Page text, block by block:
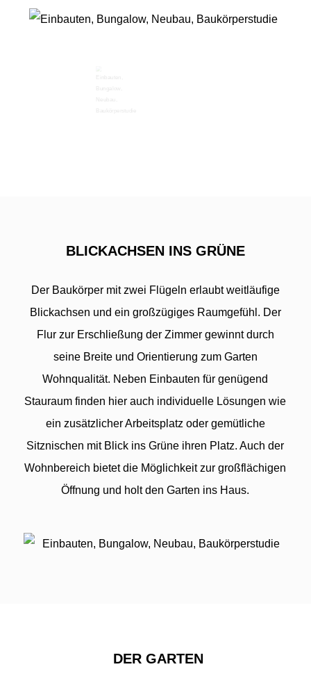
BLICKACHSEN INS GRÜNE
Der Baukörper mit zwei Flügeln erlaubt weitläufige
Blickachsen und ein großzügiges Raumgefühl. Der
Flur zur Erschließung der Zimmer gewinnt durch
seine Breite und Orientierung zum Garten
Wohnqualität. Neben Einbauten für genügend
Stauraum finden hier auch individuelle Lösungen wie
ein zusätzlicher Arbeitsplatz oder gemütliche
Sitznischen mit Blick ins Grüne ihren Platz. Auch der
Wohnbereich bietet die Möglichkeit zur großflächigen
Öffnung und holt den Garten ins Haus.
DER GARTEN